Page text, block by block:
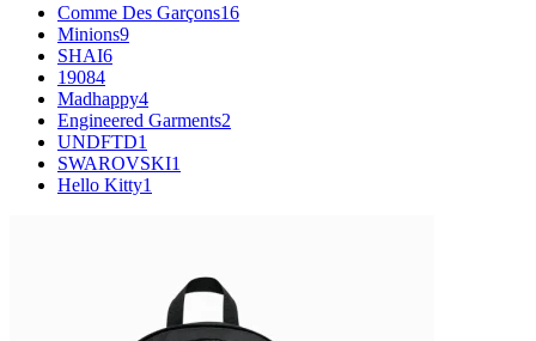
Comme Des Garçons16
Minions9
SHAI6
19084
Madhappy4
Engineered Garments2
UNDFTD1
SWAROVSKI1
Hello Kitty1